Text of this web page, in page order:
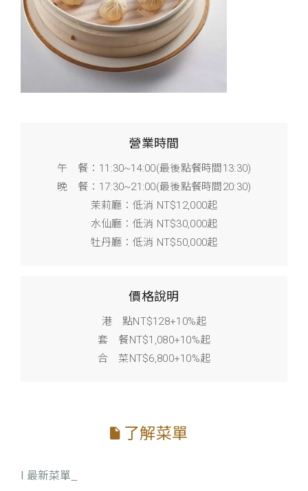
營業時間
午 餐：11:30~14:00(最後點餐時間13:30)
晚 餐：17:30~21:00(最後點餐時間20:30)
茉莉廳：低消 NT$12,000起
水仙廳：低消 NT$30,000起
牡丹廳：低消 NT$50,000起
價格說明
港 點NT$128+10%起
套 餐NT$1,080+10%起
合 菜NT$6,800+10%起
了解菜單
l 最新菜單